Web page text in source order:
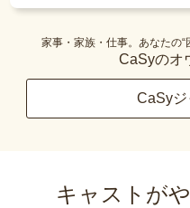
家事・家族・仕事。あなたの
CaSyのオ
CaSy
キャストが